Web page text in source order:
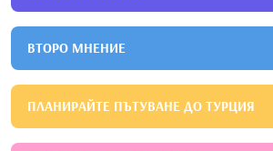
ВТОРО МНЕНИЕ
ПЛАНИРАЙТЕ ПЪТУВАНЕ ДО ТУРЦИЯ